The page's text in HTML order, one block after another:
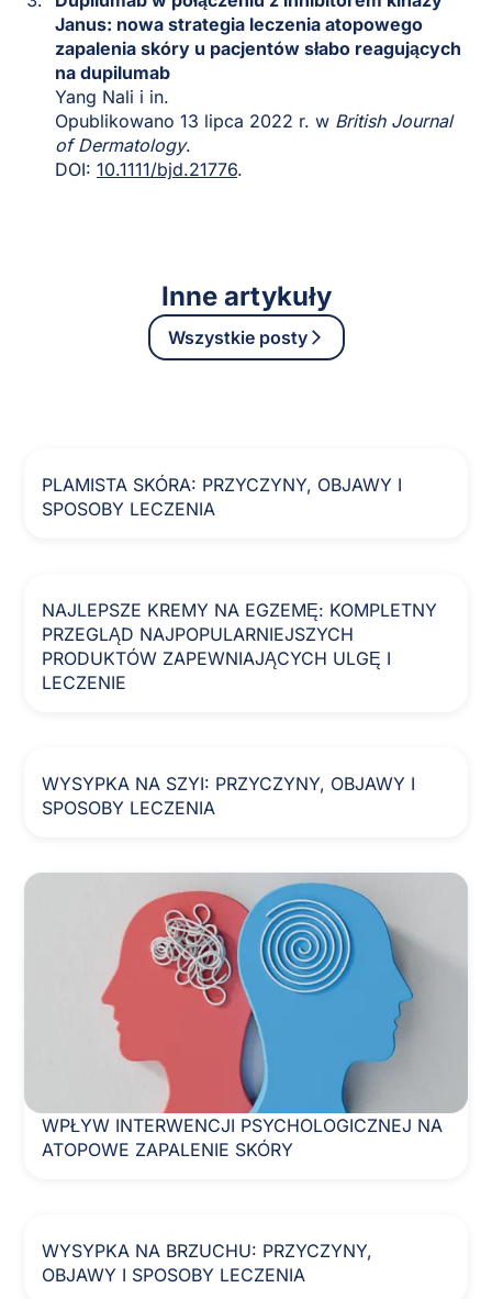
Janus: nowa strategia leczenia atopowego
zapalenia skóry u pacjentów słabo reagujących
na dupilumab
Yang Nali i in.
Opublikowano 13 lipca 2022 r. w British Journal
of Dermatology.
DOI: 10.1111/bjd.21776.
Inne artykuły
Wszystkie posty
PLAMISTA SKÓRA: PRZYCZYNY, OBJAWY I
SPOSOBY LECZENIA
NAJLEPSZE KREMY NA EGZEMĘ: KOMPLETNY
PRZEGLĄD NAJPOPULARNIEJSZYCH
PRODUKTÓW ZAPEWNIAJĄCYCH ULGĘ I
LECZENIE
WYSYPKA NA SZYI: PRZYCZYNY, OBJAWY I
SPOSOBY LECZENIA
WPŁYW INTERWENCJI PSYCHOLOGICZNEJ NA
ATOPOWE ZAPALENIE SKÓRY
WYSYPKA NA BRZUCHU: PRZYCZYNY,
OBJAWY I SPOSOBY LECZENIA